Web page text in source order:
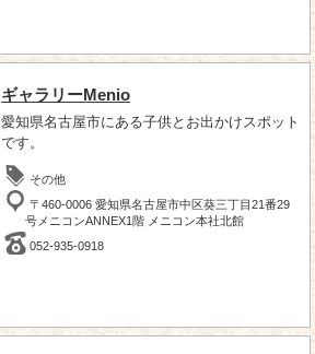
ギャラリーMenio
愛知県名古屋市にある子供とお出かけスポット
です。
その他
〒460-0006 愛知県名古屋市中区葵三丁目21番29
号メニコンANNEX1階 メニコン本社北館
052-935-0918